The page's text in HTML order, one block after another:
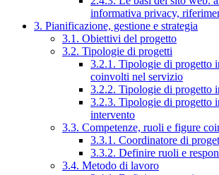
informativa privacy,
3. Pianificazione, gestione e strategia
3.1. Obiettivi del progetto
3.2. Tipologie di progetti
3.2.1. Tipologie di progetto
coinvolti nel servizio
3.2.2. Tipologie di progetto
3.2.3. Tipologie di progetto
intervento
3.3. Competenze, ruoli e figure
3.3.1. Coordinatore di
3.3.2. Definire ruoli e
3.4. Metodo di lavoro